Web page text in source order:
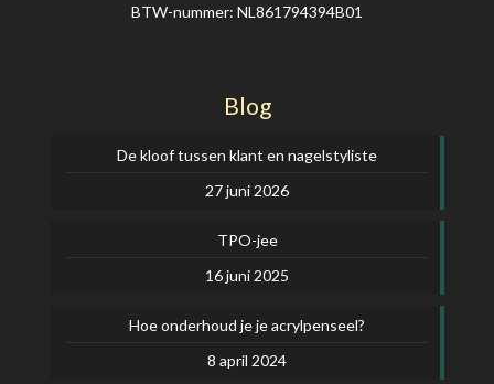
BTW-nummer: NL861794394B01
Blog
De kloof tussen klant en nagelstyliste
27 juni 2026
TPO-jee
16 juni 2025
Hoe onderhoud je je acrylpenseel?
8 april 2024